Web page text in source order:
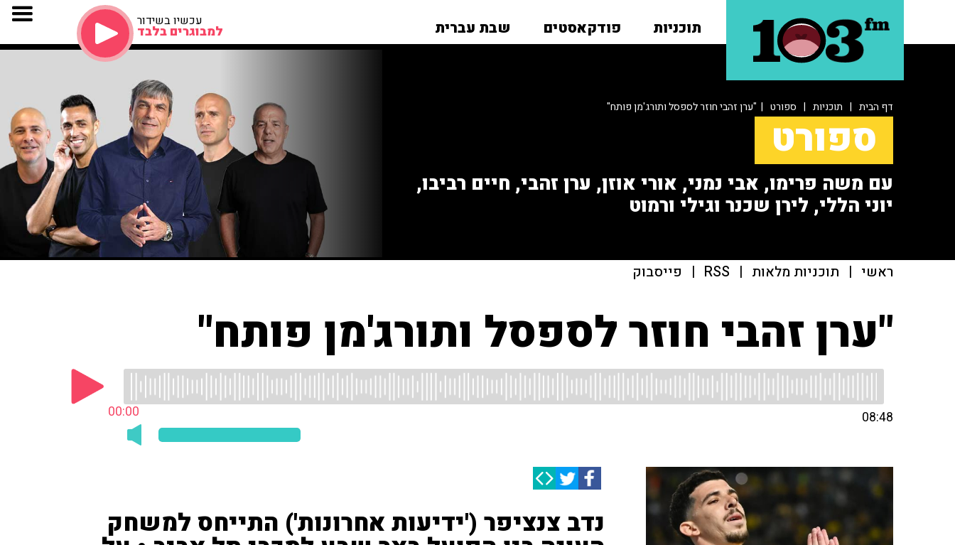
תוכניות פודקאסטים שבת עברית עכשיו בשידור
למבוגרים בלבד
דף הבית | תוכניות | ספורט | "ערן זהבי חוזר לספסל ותורג'מן פותח"
ספורט
עם משה פרימו, אבי נמני, אורי אוזן, ערן זהבי, חיים רביבו,
יוני הללי, לירן שכנר וגילי ורמוט
ראשי | תוכניות מלאות |
RSS
| פייסבוק
"ערן זהבי חוזר לספסל ותורג'מן פותח"
00:00 08:48
נדב צנציפר ('ידיעות אחרונות') התייחס למשחק